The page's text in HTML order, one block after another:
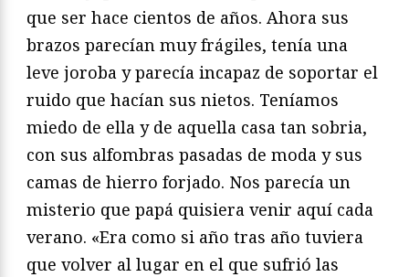
que ser hace cientos de años. Ahora sus
brazos parecían muy frágiles, tenía una
leve joroba y parecía incapaz de soportar el
ruido que hacían sus nietos. Teníamos
miedo de ella y de aquella casa tan sobria,
con sus alfombras pasadas de moda y sus
camas de hierro forjado. Nos parecía un
misterio que papá quisiera venir aquí cada
verano. «Era como si año tras año tuviera
que volver al lugar en el que sufrió las